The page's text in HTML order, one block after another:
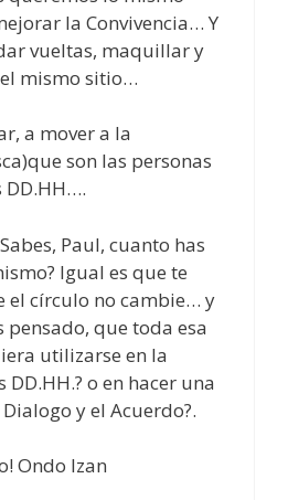
la Convivencia… Y
vueltas, maquillar y
mismo sitio…
a mover a la
son las personas
DD.HH….
Paul, cuanto has
Igual es que te
el círculo no cambie… y
que toda esa
utilizarse en la
o en hacer una
y el Acuerdo?.
Ondo Izan